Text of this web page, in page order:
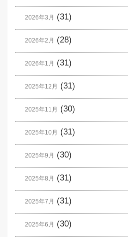
2026年3月 (31)
2026年2月 (28)
2026年1月 (31)
2025年12月 (31)
2025年11月 (30)
2025年10月 (31)
2025年9月 (30)
2025年8月 (31)
2025年7月 (31)
2025年6月 (30)